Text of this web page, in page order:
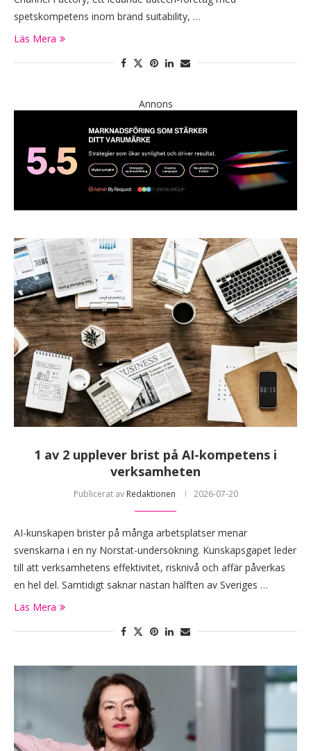
spetskompetens inom brand suitability, …
Läs Mera
Annons
1 av 2 upplever brist på AI-kompetens i
verksamheten
Publicerat av Redaktionen 2026-07-20
AI-kunskapen brister på många arbetsplatser menar
svenskarna i en ny Norstat-undersökning. Kunskapsgapet leder
till att verksamhetens effektivitet, risknivå och affär påverkas
en hel del. Samtidigt saknar nästan hälften av Sveriges …
Läs Mera